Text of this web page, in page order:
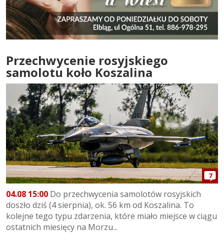
Przechwycenie rosyjskiego
samolotu koło Koszalina
7
04.08 15:00 Do przechwycenia samolotów rosyjskich
doszło dziś (4 sierpnia), ok. 56 km od Koszalina. To
kolejne tego typu zdarzenia, które miało miejsce w ciągu
ostatnich miesięcy na Morzu...